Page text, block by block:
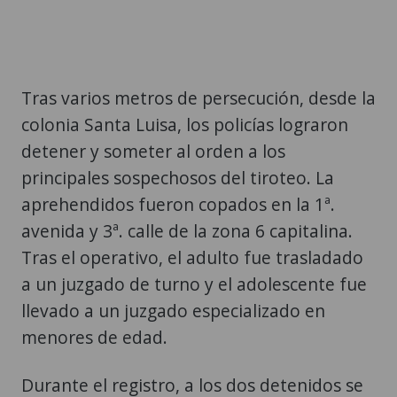
Tras varios metros de persecución, desde la
colonia Santa Luisa, los policías lograron
detener y someter al orden a los
principales sospechosos del tiroteo. La
aprehendidos fueron copados en la 1ª.
avenida y 3ª. calle de la zona 6 capitalina.
Tras el operativo, el adulto fue trasladado
a un juzgado de turno y el adolescente fue
llevado a un juzgado especializado en
menores de edad.
Durante el registro, a los dos detenidos se